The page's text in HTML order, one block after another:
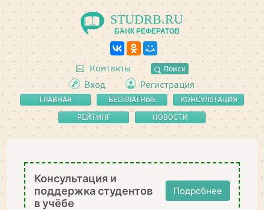
STUDRB.RU
БАНК РЕФЕРАТОВ
Контакты Поиск
Вход Регистрация
ГЛАВНАЯ
БЕСПЛАТНЫЕ
РЕФЕРАТЫ
КОНСУЛЬТАЦИЯ
РЕЙТИНГ
НОВОСТИ
Консультация и
поддержка студентов
в учёбе
Подробнее